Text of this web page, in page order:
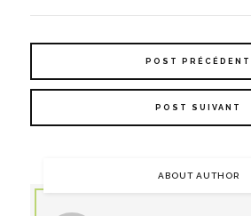
POST PRÉCÉDENT
POST SUIVANT
ABOUT AUTHOR